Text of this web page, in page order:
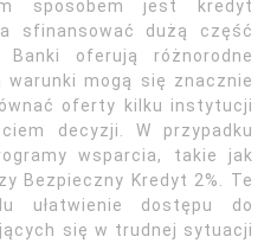
sposobem jest kredyt
sfinansować dużą część
oferują różnorodne
mogą się znacznie
oferty kilku instytucji
decyzji. W przypadku
wsparcia, takie jak
Bezpieczny Kredyt 2%. Te
ułatwienie dostępu do
się w trudnej sytuacji